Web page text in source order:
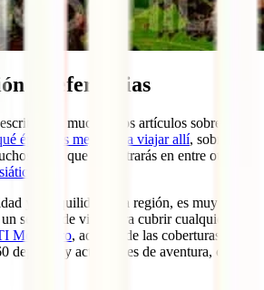
y referencias
más muchísimos artículos sobre el
época es mejor para viajar allí, sobre
otros que encontrarás en entre otros
y tranquilidad esta región, es muy
seguro de viaje para cubrir cualquier
Mochilero, además de las coberturas
deportes y actividades de aventura, como